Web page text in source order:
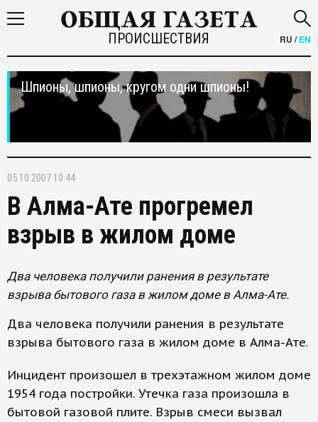
ПРОИСШЕСТВИЯ RU /EN
Шпионы, шпионы, кругом одни шпионы!
05.10.2007 10:44
В Алма-Ате прогремел
взрыв в жилом доме
Два человека получили ранения в результате
взрыва бытового газа в жилом доме в Алма-Ате.
Два человека получили ранения в результате
взрыва бытового газа в жилом доме в Алма-Ате.
Инцидент произошел в трехэтажном жилом доме
1954 года постройки. Утечка газа произошла в
бытовой газовой плите. Взрыв смеси вызвал